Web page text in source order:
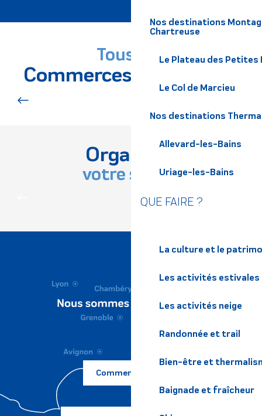
Nos destinations
Chartreuse
Le Plateau des Petites
Le Col de Marcieu
Nos destinations
Allevard-les-Bains
Uriage-les-Bains
QUE FAIRE ?
La culture et le
Les activités estivales
Les activités neige
Randonnée et trail
Bien-être et
Baignade et fraîcheur
Tous nos
Commerces et Services
Organisez
votre séjour
Comment venir ?